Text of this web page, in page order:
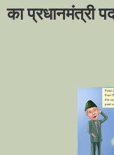
का प्रधानमंत्री